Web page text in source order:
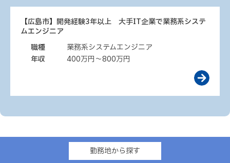
【広島市】開発経験3年以上 大手IT企業で業務系システ
ムエンジニア
職種
業務系システムエンジニア
年収
400万円～800万円
勤務地から探す